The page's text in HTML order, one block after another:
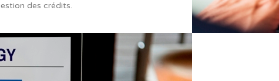
des crédits.